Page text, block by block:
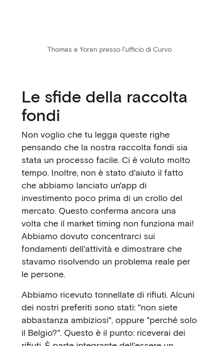
Thomas e Yoran presso l'ufficio di Curvo
Le sfide della raccolta
fondi
Non voglio che tu legga queste righe
pensando che la nostra raccolta fondi sia
stata un processo facile. Ci è voluto molto
tempo. Inoltre, non è stato d'aiuto il fatto
che abbiamo lanciato un'app di
investimento poco prima di un crollo del
mercato. Questo conferma ancora una
volta che il market timing non funziona mai!
Abbiamo dovuto concentrarci sui
fondamenti dell'attività e dimostrare che
stavamo risolvendo un problema reale per
le persone.
Abbiamo ricevuto tonnellate di rifiuti. Alcuni
dei nostri preferiti sono stati: "non siete
abbastanza ambiziosi", oppure "perché solo
il Belgio?". Questo è il punto: riceverai dei